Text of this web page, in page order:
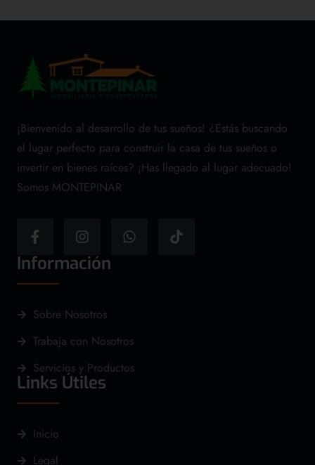
¡Bienvenido al desarrollo de tus sueños! ¿Estás buscando
el lugar perfecto para construir la casa de tus sueños o
invertir en bienes raíces? ¡Has llegado al lugar adecuado!
Somos MONTEPINAR
Información
Sobre Nosotros
Trabaja con Nosotros
Servicios y Productos
Links Útiles
Inicio
Legal